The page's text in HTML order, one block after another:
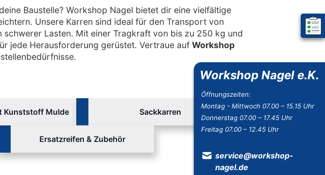
Mein
Workshop Nagel e.K.
Öffnungszeiten:
Montag - Mittwoch 07.00 – 15.15 Uhr
Donnerstag 07.00 – 17.45 Uhr
Freitag 07.00 – 12.45 Uhr
service@workshop-
nagel.de
Baustelle? Workshop Nagel bietet dir eine vielfältige
Unsere Karren sind ideal für den Transport von
Lasten. Mit einer Tragkraft von bis zu 250 kg und
jede Herausforderung gerüstet. Vertraue auf Workshop
Kunststoff Mulde Sackkarren
Ersatzreifen & Zubehör